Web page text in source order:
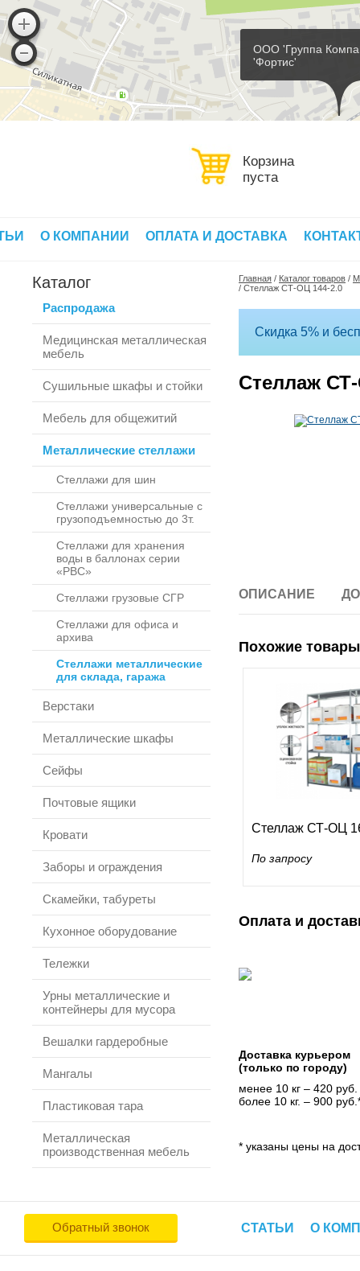
ООО 'Группа
'Фортис'
Корзина
пуста
О КОМПАНИИ ОПЛАТА И ДОСТАВКА
Каталог
Распродажа
Медицинская металлическая
мебель
Сушильные шкафы и стойки
Мебель для общежитий
Металлические стеллажи
Стеллажи для шин
Стеллажи универсальные с
грузоподъемностью до 3т.
Стеллажи для хранения
воды в баллонах серии
«РВС»
Стеллажи грузовые СГР
Стеллажи для офиса и
архива
Стеллажи металлические
для склада, гаража
Верстаки
Металлические шкафы
Сейфы
Почтовые ящики
Кровати
Заборы и ограждения
Скамейки, табуреты
Кухонное оборудование
Тележки
Урны металлические и
контейнеры для мусора
Вешалки гардеробные
Мангалы
Пластиковая тара
Металлическая
производственная мебель
Главная / Каталог товаров /
/ Стеллаж СТ-ОЦ 144-2.0
Скидка 5% и
Стеллаж
ОПИСАНИЕ
Похожие
Стеллаж СТ-ОЦ
По запросу
Оплата и
Доставка курьером
(только по городу)
менее 10 кг – 420 руб.
более 10 кг. – 900
* указаны цены на
Обратный звонок СТАТЬИ О